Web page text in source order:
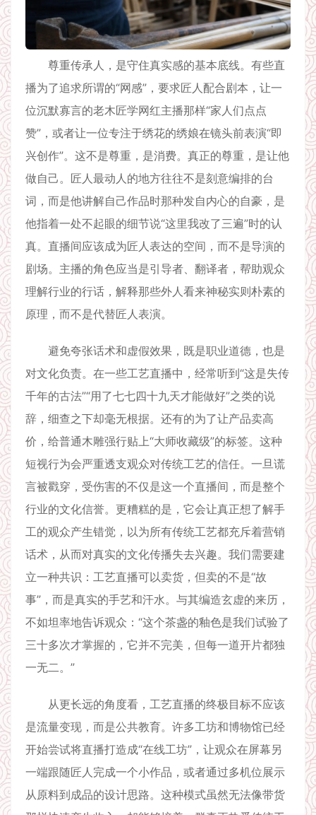
尊重传承人，是守住真实感的基本底线。有些直
播为了追求所谓的“网感”，要求匠人配合剧本，让一
位沉默寡言的老木匠学网红主播那样“家人们点点
赞”，或者让一位专注于绣花的绣娘在镜头前表演“即
兴创作”。这不是尊重，是消费。真正的尊重，是让他
做自己。匠人最动人的地方往往不是刻意编排的台
词，而是他讲解自己作品时那种发自内心的自豪，是
他指着一处不起眼的细节说“这里我改了三遍”时的认
真。直播间应该成为匠人表达的空间，而不是导演的
剧场。主播的角色应当是引导者、翻译者，帮助观众
理解行业的行话，解释那些外人看来神秘实则朴素的
原理，而不是代替匠人表演。
避免夸张话术和虚假效果，既是职业道德，也是
对文化负责。在一些工艺直播中，经常听到“这是失传
千年的古法”“用了七七四十九天才能做好”之类的说
辞，细查之下却毫无根据。还有的为了让产品卖高
价，给普通木雕强行贴上“大师收藏级”的标签。这种
短视行为会严重透支观众对传统工艺的信任。一旦谎
言被戳穿，受伤害的不仅是这一个直播间，而是整个
行业的文化信誉。更糟糕的是，它会让真正想了解手
工的观众产生错觉，以为所有传统工艺都充斥着营销
话术，从而对真实的文化传播失去兴趣。我们需要建
立一种共识：工艺直播可以卖货，但卖的不是“故
事”，而是真实的手艺和汗水。与其编造玄虚的来历，
不如坦率地告诉观众：“这个茶盏的釉色是我们试验了
三十多次才掌握的，它并不完美，但每一道开片都独
一无二。”
从更长远的角度看，工艺直播的终极目标不应该
是流量变现，而是公共教育。许多工坊和博物馆已经
开始尝试将直播打造成“在线工坊”，让观众在屏幕另
一端跟随匠人完成一个小作品，或者通过多机位展示
从原料到成品的设计思路。这种模式虽然无法像带货